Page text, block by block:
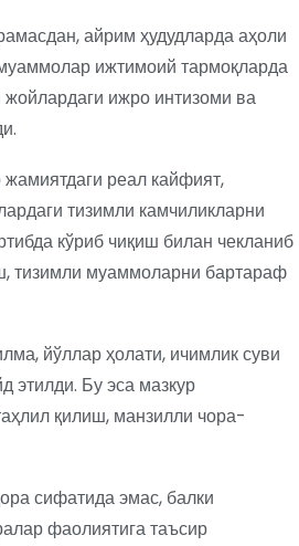
айрим ҳудудларда аҳоли
ижтимоий тармоқларда
жойлардаги ижро интизоми ва
реал кайфият,
тизимли камчиликларни
кўриб чиқиш билан чекланиб
тизимли муаммоларни бартараф
йўллар ҳолати, ичимлик суви
этилди. Бу эса мазкур
қилиш, манзилли чора-
сифатида эмас, балки
фаолиятига таъсир